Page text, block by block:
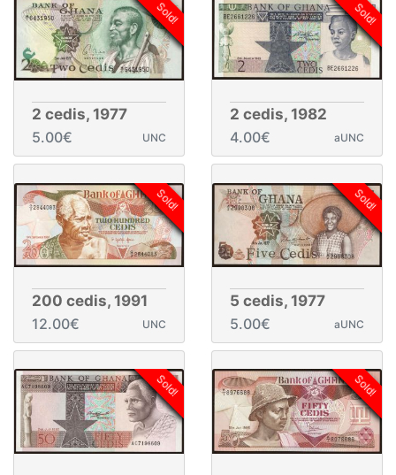
Sold!
2 cedis, 1977
5.00€
UNC
Sold!
2 cedis, 1982
4.00€
aUNC
Sold!
200 cedis, 1991
12.00€
UNC
Sold!
5 cedis, 1977
5.00€
aUNC
Sold! Sold!